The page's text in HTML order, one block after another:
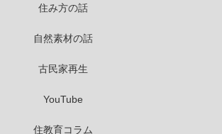
住み方の話
自然素材の話
古民家再生
YouTube
住教育コラム